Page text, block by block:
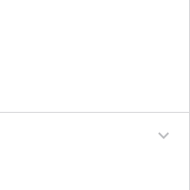
expand_more